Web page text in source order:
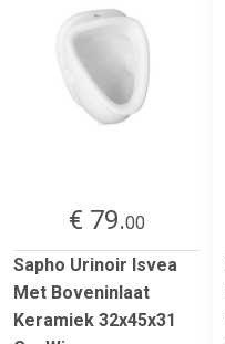
€ 79.00
Sapho Urinoir Isvea
Met Boveninlaat
Keramiek 32x45x31